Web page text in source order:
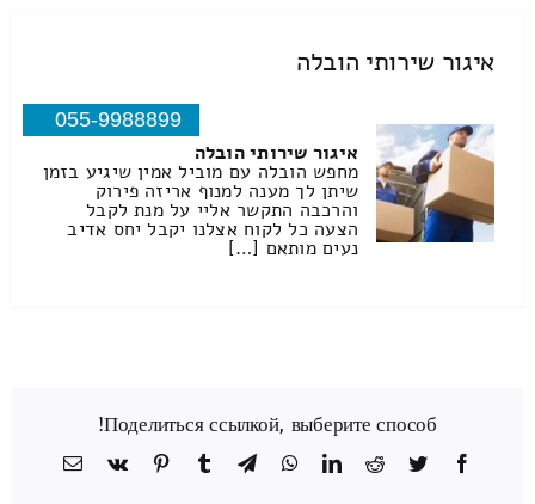
איגור שירותי הובלה
055-9988899
איגור שירותי הובלה
מחפש הובלה עם מוביל אמין שיגיע בזמן
שיתן לך מענה למנוף אריזה פירוק
והרכבה התקשר אליי על מנת לקבל
הצעה כל לקוח אצלנו יקבל יחס אדיב
נעים מותאם […]
Поделиться ссылкой, выберите способ!
Facebook
Twitter
Reddit
LinkedIn
WhatsApp
Telegram
Tumblr
Pinterest
Vk
כתובת